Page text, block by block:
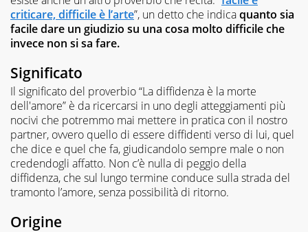
criticare, difficile è l’arte”, un detto che indicaquanto sia
facile dare un giudizio su una cosa molto difficile che
invece non si sa fare.
Significato
Il significato del proverbio “La diffidenza è la morte
dell'amore” è da ricercarsi in uno degli atteggiamenti più
nocivi che potremmo mai mettere in pratica con il nostro
partner, ovvero quello di essere diffidenti verso di lui, quel
che dice e quel che fa, giudicandolo sempre male o non
credendogli affatto. Non c’è nulla di peggio della
diffidenza, che sul lungo termine conduce sulla strada del
tramonto l’amore, senza possibilità di ritorno.
Origine